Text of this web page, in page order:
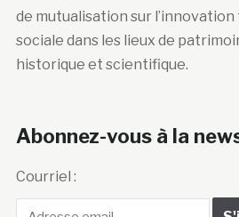
de mutualisation sur
sociale dans les lieux de
historique et scientifique.
Abonnez-vous à la
Courriel :